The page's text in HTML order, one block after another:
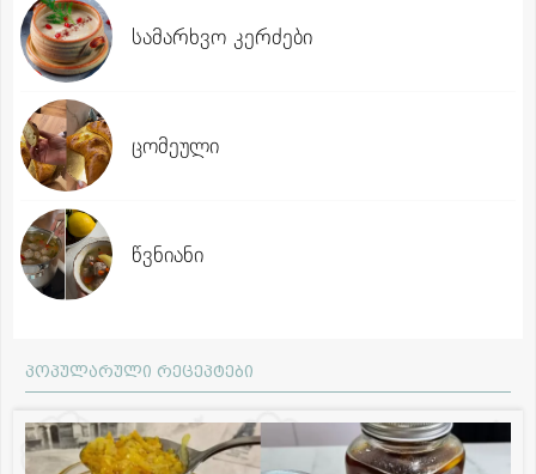
სამარხვო კერძები
ცომეული
წვნიანი
პოპულარული რეცეპტები